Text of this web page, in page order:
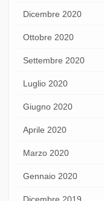
Dicembre 2020
Ottobre 2020
Settembre 2020
Luglio 2020
Giugno 2020
Aprile 2020
Marzo 2020
Gennaio 2020
Dicembre 2019